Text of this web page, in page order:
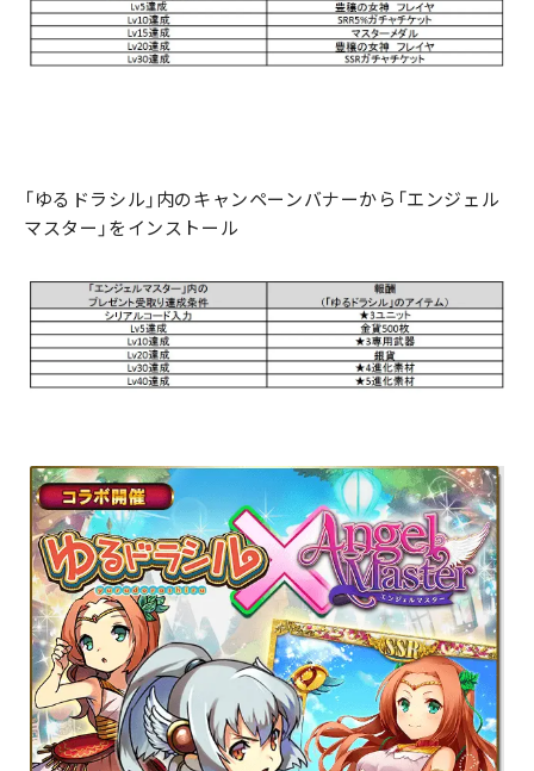
「ゆるドラシル」内のキャンペーンバナーから「エンジェル
マスター」をインストール